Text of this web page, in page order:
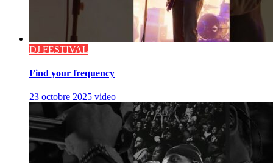
DJ FESTIVAL
Find your frequency
23 octobre 2025 video